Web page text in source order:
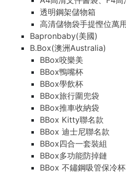
透明鋼架儲物箱
高清儲物袋手提慳位萬
Bapronbaby(美國)
B.Box(澳洲Australia)
BBox咬樂美
BBox鴨嘴杯
BBox學飲杯
BBox旅行圍兜袋
BBox推車收納袋
BBox Kitty聯名款
BBox 迪士尼聯名款
BBox四合一套裝組
BBox多功能防掉鏈
BBox 不鏽鋼吸管保冷杯